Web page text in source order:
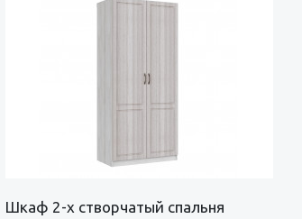
Шкаф 2-х створчатый спальня